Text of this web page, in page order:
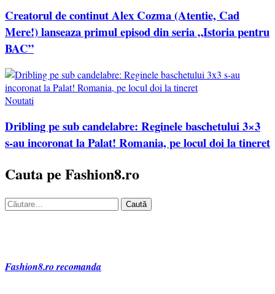
Creatorul de continut Alex Cozma (Atentie, Cad
Mere!) lanseaza primul episod din seria „Istoria pentru
BAC”
Noutati
Dribling pe sub candelabre: Reginele baschetului 3×3
s-au incoronat la Palat! Romania, pe locul doi la tineret
Cauta pe Fashion8.ro
Caută
Fashion8.ro recomanda